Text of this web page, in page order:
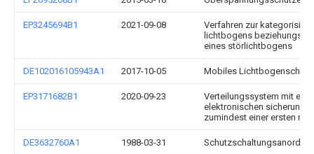
EP3245694B1 2021-09-08
Verfahren zur
lichtbogens
eines störlichtbogens
DE102016105943A1 2017-10-05 Mobiles
EP3171682B1 2020-09-23
Verteilungssystem mit
elektronischen
zumindest einer ersten
DE3632760A1 1988-03-31